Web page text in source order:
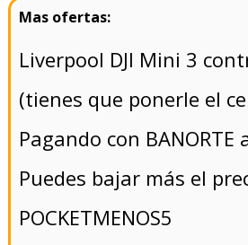
Liverpool DJI Mini 3
(tienes que ponerle el
Pagando con BANORTE
Puedes bajar más el
POCKETMENOS5